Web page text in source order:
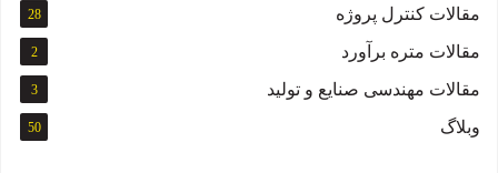
مقالات کنترل پروژه 28
مقالات متره برآورد 2
مقالات مهندسی صنایع و تولید 3
وبلاگ 50